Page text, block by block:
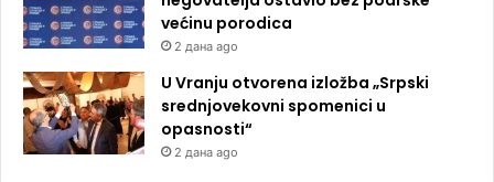
većinu porodica
2 дана ago
U Vranju otvorena izložba „Srpski
srednjovekovni spomenici u
opasnosti“
2 дана ago